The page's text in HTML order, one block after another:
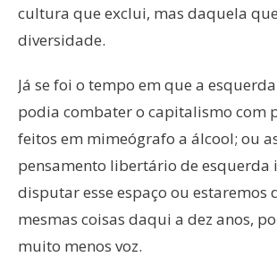
cultura que exclui, mas daquela
diversidade.
Já se foi o tempo em que a
podia combater o capitalismo com
feitos em mimeógrafo a álcool; ou
pensamento libertário de esquerda
disputar esse espaço ou estaremos
mesmas coisas daqui a dez anos,
muito menos voz.